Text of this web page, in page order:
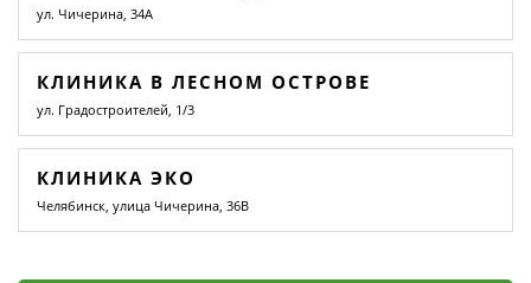
ул. Чичерина, 34А
КЛИНИКА В ЛЕСНОМ ОСТРОВЕ
ул. Градостроителей, 1/3
КЛИНИКА ЭКО
Челябинск, улица Чичерина, 36В